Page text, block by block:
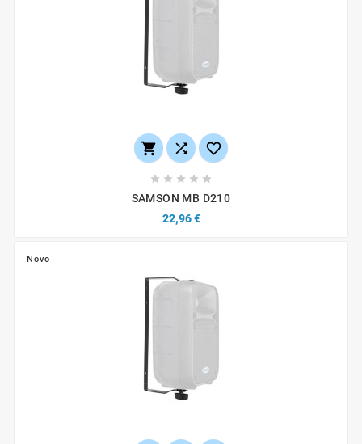
  
    
SAMSON MB D210
22,96 €
Novo